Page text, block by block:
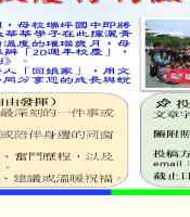
學年度第
選結果(
險知識